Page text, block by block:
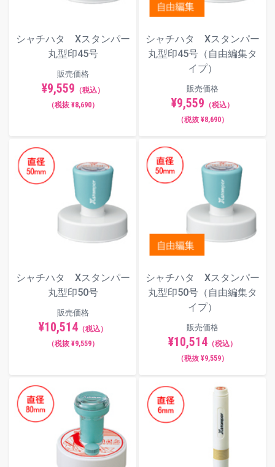
シャチハタ Xスタンパー
丸型印45号
販売価格
¥9,559 （税込）
（税抜 ¥8,690）
シャチハタ Xスタンパー
丸型印45号（自由編集タ
イプ）
販売価格
¥9,559 （税込）
（税抜 ¥8,690）
シャチハタ Xスタンパー
丸型印50号
販売価格
¥10,514（税込）
（税抜 ¥9,559）
シャチハタ Xスタンパー
丸型印50号（自由編集タ
イプ）
販売価格
¥10,514（税込）
（税抜 ¥9,559）